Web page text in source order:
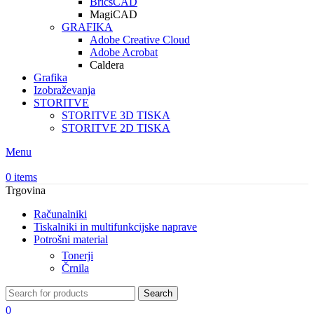
MagiCAD
GRAFIKA
Adobe Creative Cloud
Adobe Acrobat
Caldera
Grafika
Izobraževanja
STORITVE
STORITVE 3D TISKA
STORITVE 2D TISKA
Menu
0 items
Trgovina
Računalniki
Tiskalniki in multifunkcijske naprave
Potrošni material
Tonerji
Črnila
Search
0